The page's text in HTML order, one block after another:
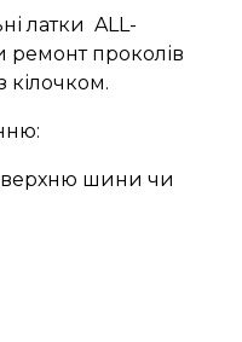
латки ALL-
ремонт проколів
кілочком.
шини чи